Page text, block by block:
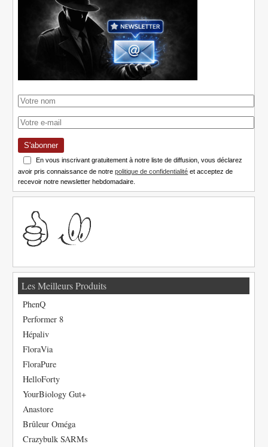
S'abonner
En vous inscrivant gratuitement à notre liste de diffusion, vous déclarez
avoir pris connaissance de notrepolitique de confidentialité et acceptez de
recevoir notre newsletter hebdomadaire.
Les Meilleurs Produits
PhenQ
Performer 8
Hépaliv
FloraVia
FloraPure
HelloForty
YourBiology Gut+
Anastore
Brûleur Oméga
Crazybulk SARMs